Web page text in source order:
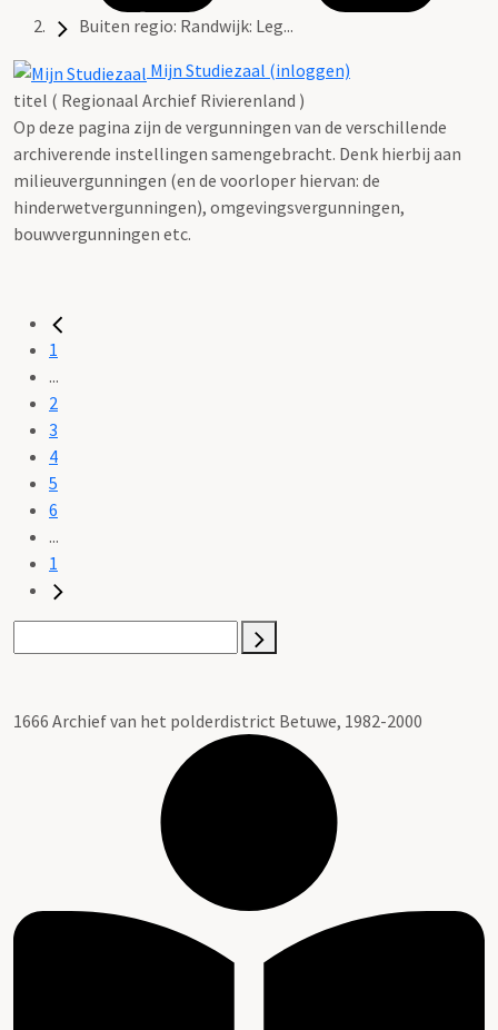
Buiten regio: Randwijk: Leg...
Mijn Studiezaal (inloggen)
titel ( Regionaal Archief Rivierenland )
Op deze pagina zijn de vergunningen van de verschillende
archiverende instellingen samengebracht. Denk hierbij aan
milieuvergunningen (en de voorloper hiervan: de
hinderwetvergunningen), omgevingsvergunningen,
bouwvergunningen etc.
1
...
2
3
4
5
6
...
1
1666 Archief van het polderdistrict Betuwe, 1982-2000